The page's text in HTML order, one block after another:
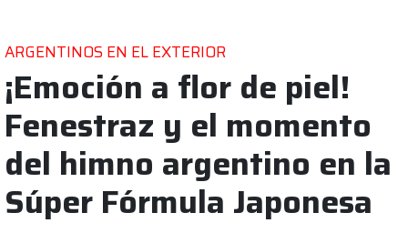
ARGENTINOS EN EL EXTERIOR
¡Emoción a flor de piel!
Fenestraz y el momento
del himno argentino en la
Súper Fórmula Japonesa